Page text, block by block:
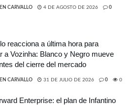
CARVALLO 4 DE AGOSTO DE 2026 0
reacciona a última hora para
a Vozinha: Blanco y Negro mueve
del cierre del mercado
CARVALLO 31 DE JULIO DE 2026 0 0
Enterprise: el plan de Infantino